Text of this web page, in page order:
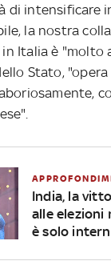
di intensificare
la nostra
Italia è "molto
Stato, "opera
India, la
alle elezioni
è solo